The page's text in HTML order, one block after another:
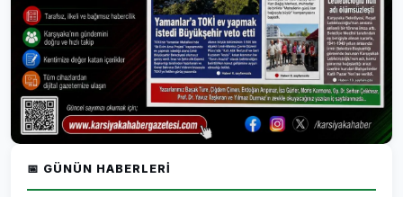
📅 GÜNÜN HABERLERI